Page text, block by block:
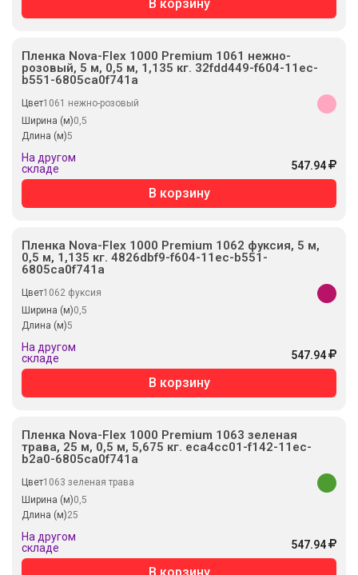
В корзину
Пленка Nova-Flex 1000 Premium 1061 нежно-
розовый, 5 м, 0,5 м, 1,135 кг. 32fdd449-f604-11ec-
b551-6805ca0f741a
Цвет1061 нежно-розовый
Ширина (м)0,5
Длина (м)5
На другом
складе
547.94
В корзину
Пленка Nova-Flex 1000 Premium 1062 фуксия, 5 м,
0,5 м, 1,135 кг. 4826dbf9-f604-11ec-b551-
6805ca0f741a
Цвет1062 фуксия
Ширина (м)0,5
Длина (м)5
На другом
складе
547.94
В корзину
Пленка Nova-Flex 1000 Premium 1063 зеленая
трава, 25 м, 0,5 м, 5,675 кг. eca4cc01-f142-11ec-
b2a0-6805ca0f741a
Цвет1063 зеленая трава
Ширина (м)0,5
Длина (м)25
На другом
складе
547.94